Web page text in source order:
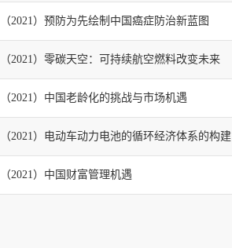
（2021）预防为先绘制中国癌症防治新蓝图
（2021）零碳天空：可持续航空燃料改变未来
（2021）中国老龄化的挑战与市场机遇
（2021）电动车动力电池的循环经济体系的构建
（2021）中国财富管理机遇